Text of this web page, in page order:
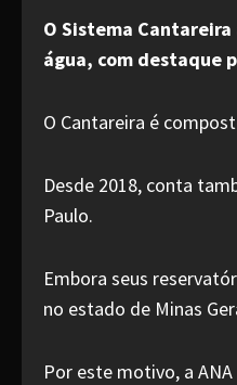
O Sistema
água, com destaque
O Cantareira é
Desde 2018, conta
Paulo.
Embora seus
no estado de Minas
Por este motivo, a